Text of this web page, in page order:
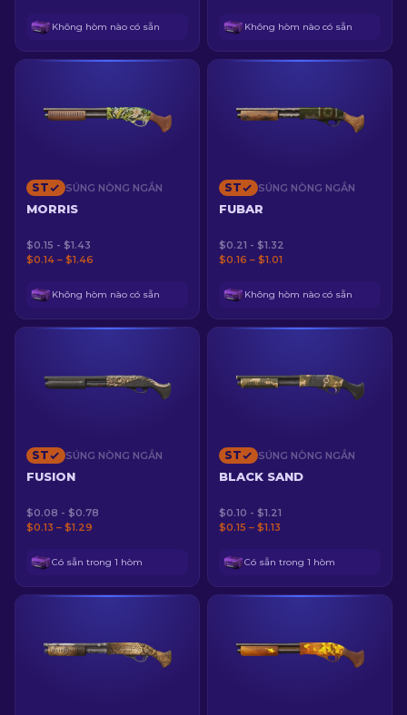
Không hòm nào có sẵn Không hòm nào có sẵn
ST SÚNG NÒNG NGẮN
MORRIS
$0.15 - $1.43
$0.14 – $1.46
Không hòm nào có sẵn
ST SÚNG NÒNG NGẮN
FUBAR
$0.21 - $1.32
$0.16 – $1.01
Không hòm nào có sẵn
ST SÚNG NÒNG NGẮN
FUSION
$0.08 - $0.78
$0.13 – $1.29
Có sẵn trong 1 hòm
ST SÚNG NÒNG NGẮN
BLACK SAND
$0.10 - $1.21
$0.15 – $1.13
Có sẵn trong 1 hòm